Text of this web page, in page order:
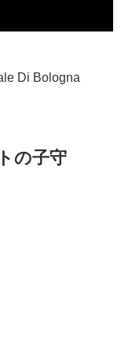
Di Bologna
の子守